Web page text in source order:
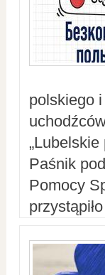
polskiego
Paśnik
Pomocy